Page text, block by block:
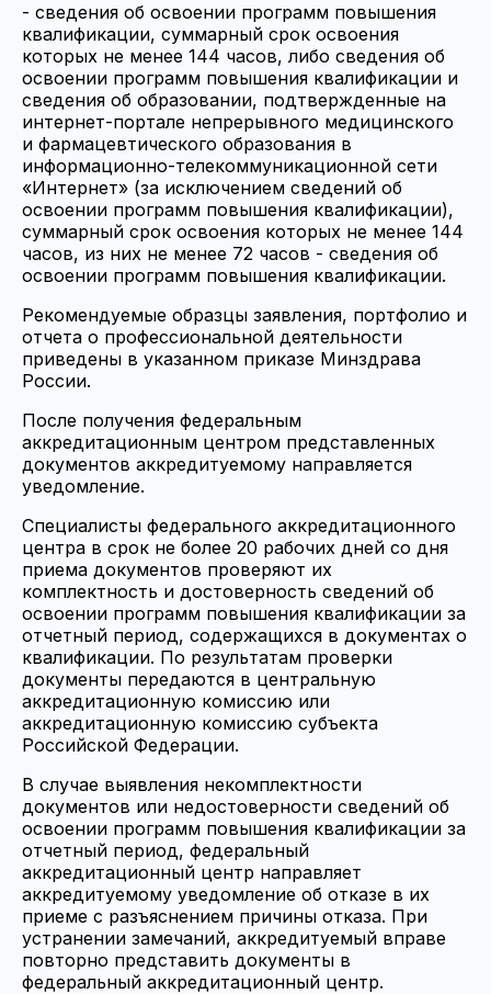
- сведения об освоении программ повышения
квалификации, суммарный срок освоения
которых не менее 144 часов, либо сведения об
освоении программ повышения квалификации и
сведения об образовании, подтвержденные на
интернет-портале непрерывного медицинского
и фармацевтического образования в
информационно-телекоммуникационной сети
«Интернет» (за исключением сведений об
освоении программ повышения квалификации),
суммарный срок освоения которых не менее 144
часов, из них не менее 72 часов - сведения об
освоении программ повышения квалификации.
Рекомендуемые образцы заявления, портфолио и
отчета о профессиональной деятельности
приведены в указанном приказе Минздрава
России.
После получения федеральным
аккредитационным центром представленных
документов аккредитуемому направляется
уведомление.
Специалисты федерального аккредитационного
центра в срок не более 20 рабочих дней со дня
приема документов проверяют их
комплектность и достоверность сведений об
освоении программ повышения квалификации за
отчетный период, содержащихся в документах о
квалификации. По результатам проверки
документы передаются в центральную
аккредитационную комиссию или
аккредитационную комиссию субъекта
Российской Федерации.
В случае выявления некомплектности
документов или недостоверности сведений об
освоении программ повышения квалификации за
отчетный период, федеральный
аккредитационный центр направляет
аккредитуемому уведомление об отказе в их
приеме с разъяснением причины отказа. При
устранении замечаний, аккредитуемый вправе
повторно представить документы в
федеральный аккредитационный центр.